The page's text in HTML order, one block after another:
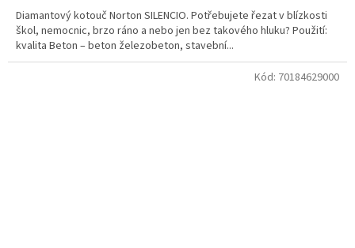
Diamantový kotouč Norton SILENCIO. Potřebujete řezat v blízkosti
škol, nemocnic, brzo ráno a nebo jen bez takového hluku? Použití:
kvalita Beton – beton železobeton, stavební...
Kód: 70184629000